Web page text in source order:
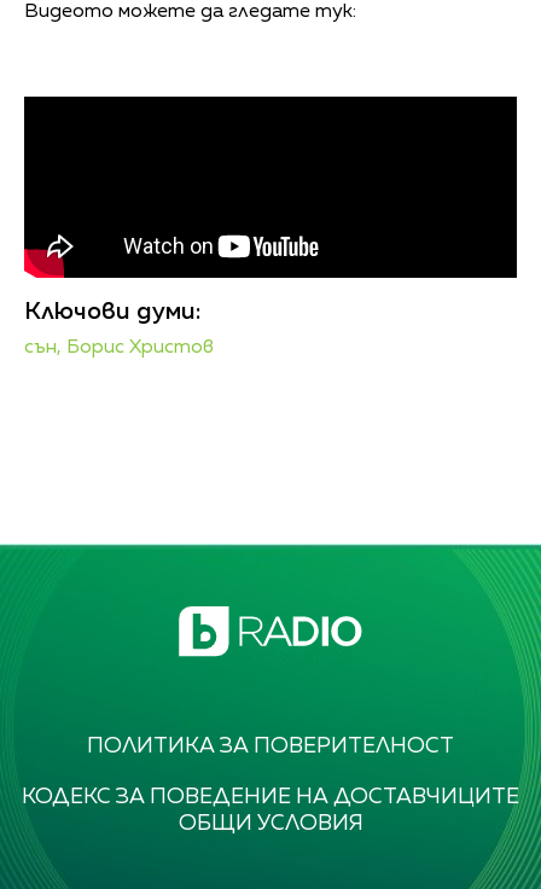
Видеото можете да гледате тук:
Ключови думи:
сън, Борис Христов
ПОЛИТИКА ЗА ПОВЕРИТЕЛНОСТ
КОДЕКС ЗА ПОВЕДЕНИЕ НА ДОСТАВЧИЦИТЕ
ОБЩИ УСЛОВИЯ